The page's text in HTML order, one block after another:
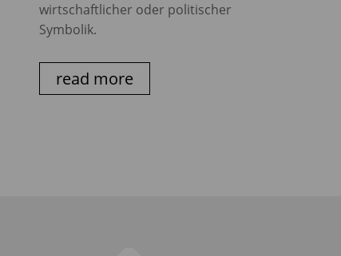
wirtschaftlicher oder politischer
Symbolik.
read more